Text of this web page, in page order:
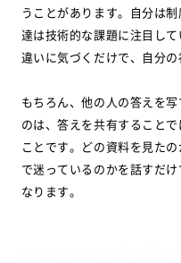
うことがあります。自分は
達は技術的な課題に注目し
違いに気づくだけで、自分の
もちろん、他の人の答えを
のは、答えを共有すること
ことです。どの資料を見た
で迷っているのかを話すだ
なります。